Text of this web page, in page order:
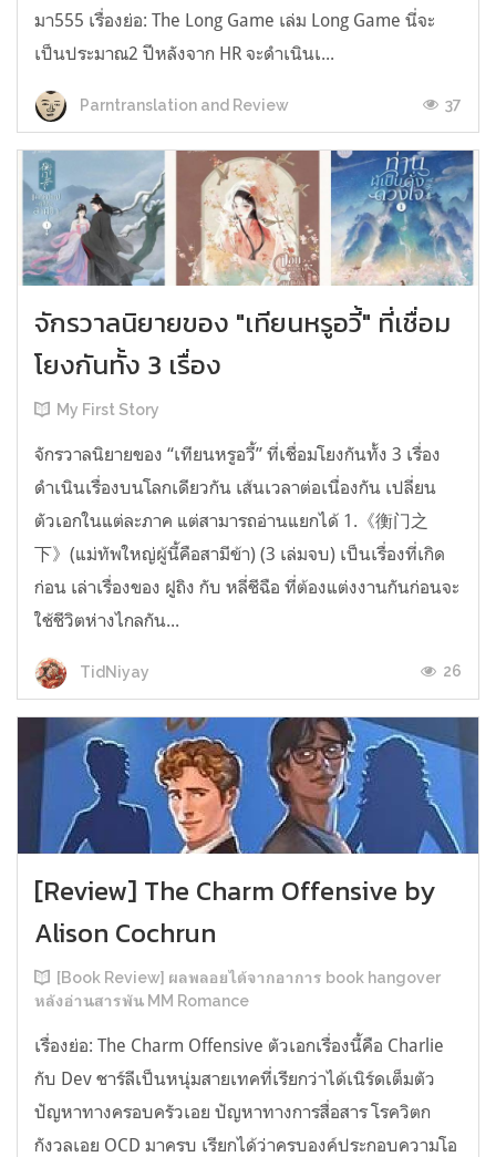
มา555 เรื่องย่อ: The Long Game เล่ม Long Game นี่จะ
เป็นประมาณ2 ปีหลังจาก HR จะดำเนินเ...
Parntranslation and Review 37
จักรวาลนิยายของ "เทียนหรูอวี้" ที่เชื่อม
โยงกันทั้ง 3 เรื่อง
My First Story
จักรวาลนิยายของ “เทียนหรูอวี้” ที่เชื่อมโยงกันทั้ง 3 เรื่อง
ดำเนินเรื่องบนโลกเดียวกัน เส้นเวลาต่อเนื่องกัน เปลี่ยน
ตัวเอกในแต่ละภาค แต่สามารถอ่านแยกได้ 1.《衡门之
下》(แม่ทัพใหญ่ผู้นี้คือสามีข้า) (3 เล่มจบ) เป็นเรื่องที่เกิด
ก่อน เล่าเรื่องของ ฝูถิง กับ หลี่ชีฉือ ที่ต้องแต่งงานกันก่อนจะ
ใช้ชีวิตห่างไกลกัน...
TidNiyay 26
[Review] The Charm Offensive by
Alison Cochrun
[Book Review] ผลพลอยได้จากอาการ book hangover
หลังอ่านสารพัน MM Romance
เรื่องย่อ: The Charm Offensive ตัวเอกเรื่องนี้คือ Charlie
กับ Dev ชาร์ลีเป็นหนุ่มสายเทคที่เรียกว่าได้เนิร์ดเต็มตัว
ปัญหาทางครอบครัวเอย ปัญหาทางการสื่อสาร โรควิตก
กังวลเอย OCD มาครบ เรียกได้ว่าครบองค์ประกอบความโอ